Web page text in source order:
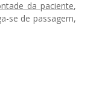
da paciente,
se de passagem,